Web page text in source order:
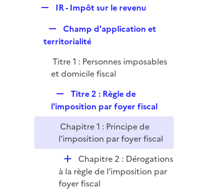
p
l
e
r
IR - Impôt sur le revenu
e
l
i
Champ d'application et
territorialité
Titre 1 : Personnes imposables
et domicile fiscal
e
p
l
i
e
r
Titre 2 : Règle de
l'imposition par foyer fiscal
Chapitre 1 : Principe de
l'imposition par foyer fiscal
D
é
p
Chapitre 2 : Dérogations
à la règle de l'imposition par
foyer fiscal